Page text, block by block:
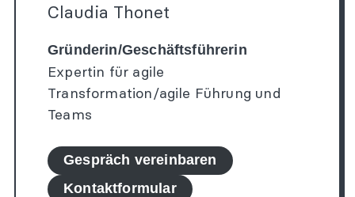
Claudia Thonet
Gründerin/Geschäftsführerin
Expertin für agile
Transformation/agile Führung und
Teams
Gespräch vereinbaren
Kontaktformular